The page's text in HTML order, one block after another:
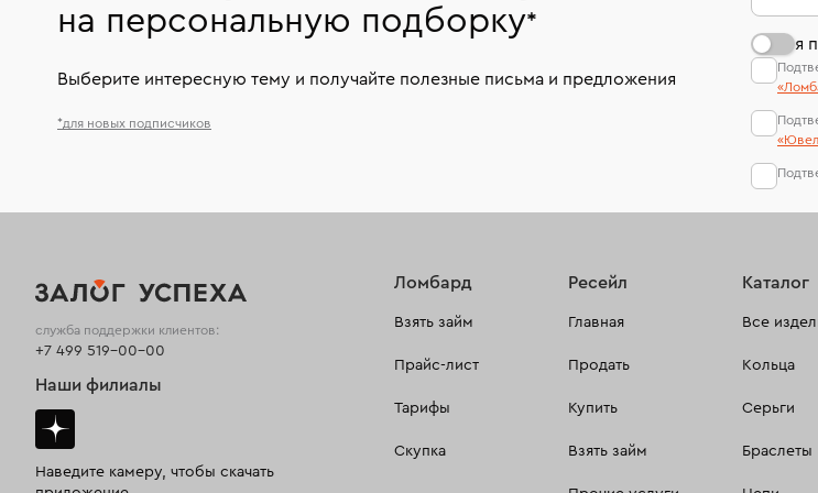
на персональную подборку*
Выберите интересную тему и получайте полезные письма и предложения
*для новых подписчиков
я
Ломбард
Взять займ
Прайс-лист
Тарифы
Скупка
Ресейл
Главная
Продать
Купить
Взять займ
Каталог
Все
Кольца
Серьги
Браслеты
служба поддержки клиентов:
+7 499 519-00-00
Наши филиалы
Наведите камеру, чтобы скачать